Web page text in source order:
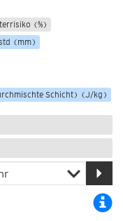
(%)
(mm)
Schicht) (J/kg)